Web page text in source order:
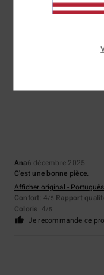
Afficher original -
Ana6 décembre 2025
C'est une bonne pièce.
Afficher original - Português
Confort: 4/5 Rapport
Coloris: 4/5
Je recommande ce